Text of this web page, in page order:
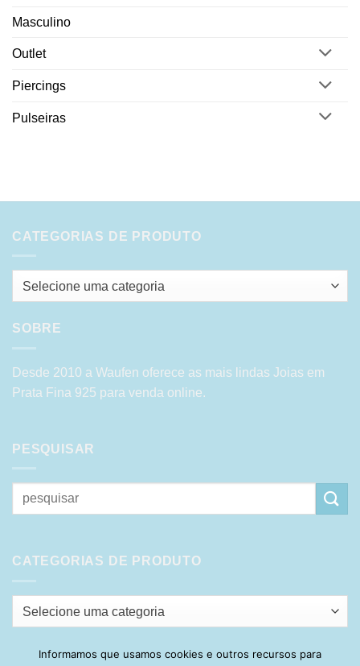
Masculino
Outlet
Piercings
Pulseiras
CATEGORIAS DE PRODUTO
Selecione uma categoria
SOBRE
Desde 2010 a Waufen oferece as mais lindas Joias em
Prata Fina 925 para venda online.
PESQUISAR
Pesquisar
por:
CATEGORIAS DE PRODUTO
Selecione uma categoria
Informamos que usamos cookies e outros recursos para